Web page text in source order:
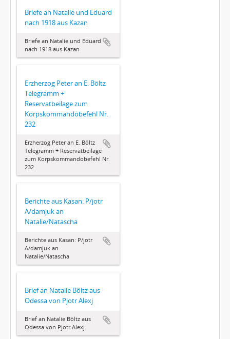
Briefe an Natalie und Eduard
nach 1918 aus Kazan
Briefe an Natalie und Eduard
nach 1918 aus Kazan
Erzherzog Peter an E. Böltz
Telegramm +
Reservatbeilage zum
Korpskommandobefehl Nr.
232
Erzherzog Peter an E. Böltz
Telegramm + Reservatbeilage
zum Korpskommandobefehl Nr.
232
Berichte aus Kasan: P/jotr
A/damjuk an
Natalie/Natascha
Berichte aus Kasan: P/jotr
A/damjuk an
Natalie/Natascha
Brief an Natalie Böltz aus
Odessa von Pjotr Alexj
Brief an Natalie Böltz aus
Odessa von Pjotr Alexj